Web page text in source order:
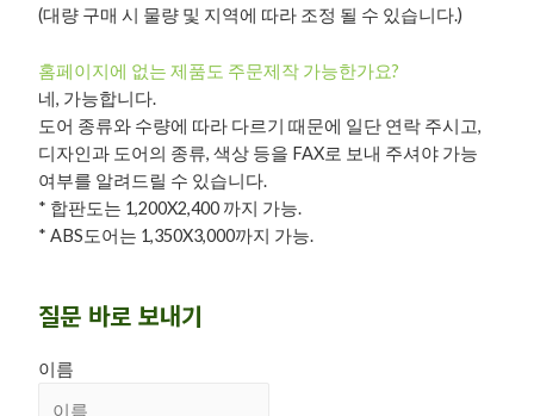
(대량 구매 시 물량 및 지역에 따라 조정 될 수 있습니다.)
홈페이지에 없는 제품도 주문제작 가능한가요?
네, 가능합니다.
도어 종류와 수량에 따라 다르기 때문에 일단 연락 주시고,
디자인과 도어의 종류, 색상 등을 FAX로 보내 주셔야 가능
여부를 알려드릴 수 있습니다.
* 합판도는 1,200X2,400 까지 가능.
* ABS도어는 1,350X3,000까지 가능.
질문 바로 보내기
이름